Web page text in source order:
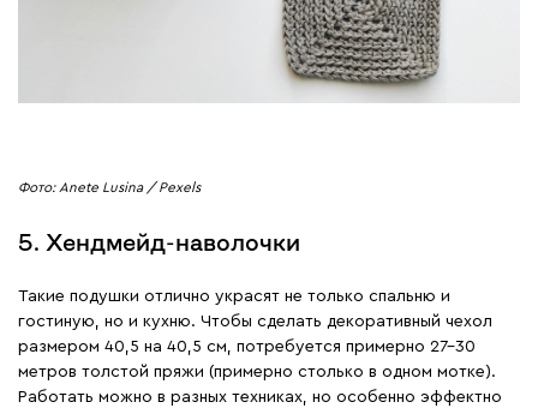
Фото: Anete Lusina / Pexels
5. Хендмейд-наволочки
Такие подушки отлично украсят не только спальню и
гостиную, но и кухню. Чтобы сделать декоративный чехол
размером 40,5 на 40,5 см, потребуется примерно 27-30
метров толстой пряжи (примерно столько в одном мотке).
Работать можно в разных техниках, но особенно эффектно